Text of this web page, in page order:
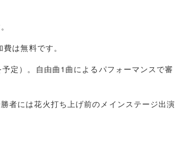
は無料です。
定）。自由曲1曲によるパフォーマンスで審
者には花火打ち上げ前のメインステージ出演